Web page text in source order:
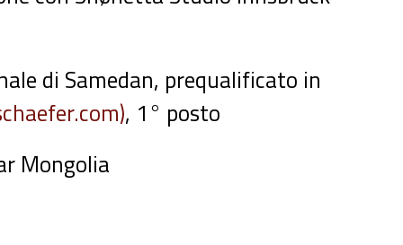
di Samedan, prequalificato in
, 1° posto
Mongolia